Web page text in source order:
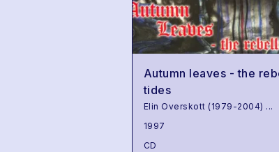
Autumn leaves - the
tides
Elin Overskott (1979-2004) ...
1997
CD